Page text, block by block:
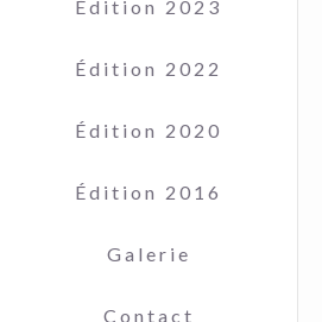
Édition 2023
Édition 2022
Édition 2020
Édition 2016
Galerie
Contact